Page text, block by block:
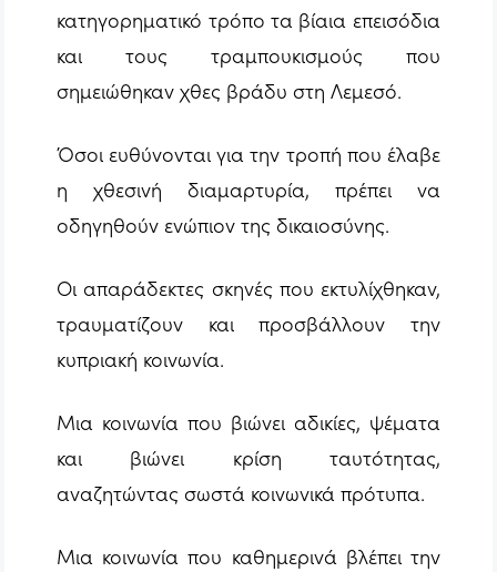
κατηγορηματικό τρόπο τα βίαια επεισόδια
και τους τραμπουκισμούς που
σημειώθηκαν χθες βράδυ στη Λεμεσό.
Όσοι ευθύνονται για την τροπή που έλαβε
η χθεσινή διαμαρτυρία, πρέπει να
οδηγηθούν ενώπιον της δικαιοσύνης.
Οι απαράδεκτες σκηνές που εκτυλίχθηκαν,
τραυματίζουν και προσβάλλουν την
κυπριακή κοινωνία.
Μια κοινωνία που βιώνει αδικίες, ψέματα
και βιώνει κρίση ταυτότητας,
αναζητώντας σωστά κοινωνικά πρότυπα.
Μια κοινωνία που καθημερινά βλέπει την